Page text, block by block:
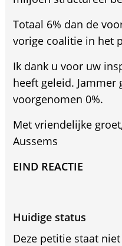
Totaal 6% dan de
vorige coalitie in het
Ik dank u voor uw
heeft geleid. Jammer
voorgenomen 0%.
Met vriendelijke
Aussems
EIND REACTIE
Huidige status
Deze petitie staat